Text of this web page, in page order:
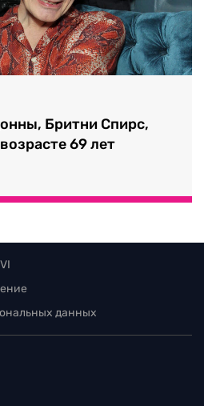
Бритни Спирс,
69 лет
данных